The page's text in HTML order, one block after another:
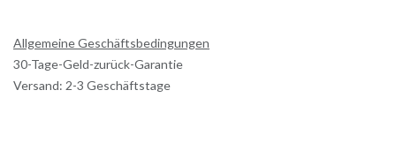
Allgemeine Geschäftsbedingungen
30-Tage-Geld-zurück-Garantie
Versand: 2-3 Geschäftstage